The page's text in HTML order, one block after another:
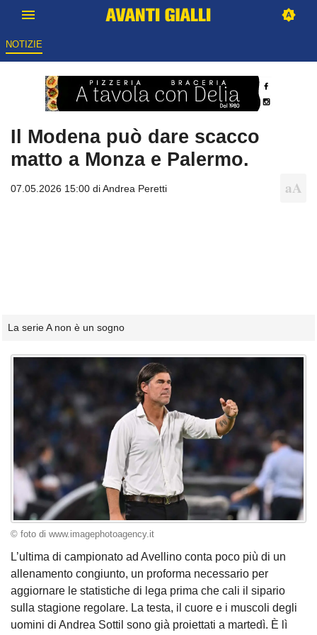
NOTIZIE
Il Modena può dare scacco
matto a Monza e Palermo.
07.05.2026 15:00 diAndrea Peretti
La serie A non è un sogno
© foto di www.imagephotoagency.it
L’ultima di campionato ad Avellino conta poco più di un
allenamento congiunto, un proforma necessario per
aggiornare le statistiche di lega prima che cali il sipario
sulla stagione regolare. La testa, il cuore e i muscoli degli
uomini di Andrea Sottil sono già proiettati a martedì. È lì